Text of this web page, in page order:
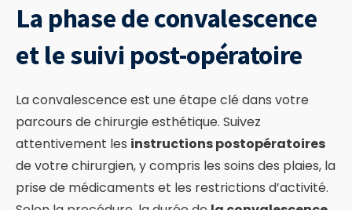
La phase de convalescence
et le suivi post-opératoire
La convalescence est une étape clé dans votre
parcours de chirurgie esthétique. Suivez
attentivement les instructions postopératoires
de votre chirurgien, y compris les soins des plaies, la
prise de médicaments et les restrictions d’activité.